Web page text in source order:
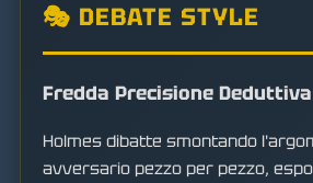
🎭 DEBATE STYLE
Fredda Precisione Deduttiva
Holmes dibatte smontando
avversario pezzo per pezzo,